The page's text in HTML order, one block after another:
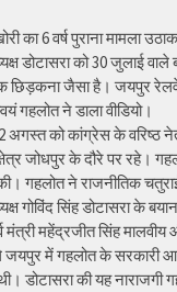
का 6 वर्ष पुराना मामला
डोटासरा को 30 जुलाई वाले
छिड़कना जैसा है। जयपुर
गहलोत ने डाला वीडियो।
को कांग्रेस के वरिष्ठ
जोधपुर के दौरे पर रहे।
गहलोत ने राजनीतिक
सिंह डोटासरा के बयान
मंत्री महेंद्रजीत सिंह
में गहलोत के सरकारी
डोटासरा की यह नाराजगी